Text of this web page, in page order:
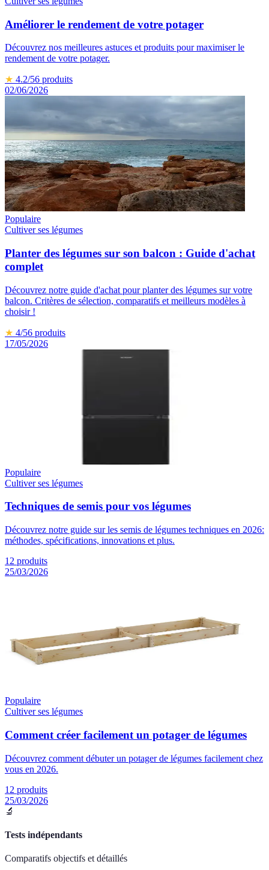
Améliorer le rendement de votre potager
Découvrez nos meilleures astuces et produits pour maximiser le
rendement de votre potager.
★ 4.2/56 produits
02/06/2026
Populaire
Cultiver ses légumes
Planter des légumes sur son balcon : Guide d'achat
complet
Découvrez notre guide d'achat pour planter des légumes sur votre
balcon. Critères de sélection, comparatifs et meilleurs modèles à
choisir !
★ 4/56 produits
17/05/2026
Populaire
Cultiver ses légumes
Techniques de semis pour vos légumes
Découvrez notre guide sur les semis de légumes techniques en 2026:
méthodes, spécifications, innovations et plus.
12 produits
25/03/2026
Populaire
Cultiver ses légumes
Comment créer facilement un potager de légumes
Découvrez comment débuter un potager de légumes facilement chez
vous en 2026.
12 produits
25/03/2026
🔬
Tests indépendants
Comparatifs objectifs et détaillés